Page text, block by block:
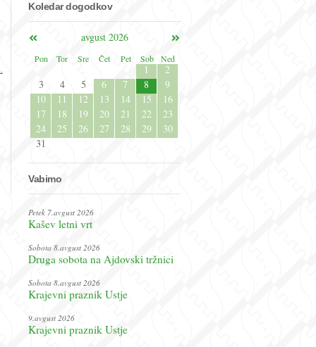
Koledar dogodkov
avgust 2026
Pon
Tor Sre Čet Pet Sob Ned
1
2
3
4 5 6 7 8
9
10
11 12 13 14 15
16
17
18 19 20 21 22
23
24
25 26 27 28 29
30
31
Vabimo
Petek 7.avgust 2026
Kašev letni vrt
Sobota 8.avgust 2026
Druga sobota na Ajdovski tržnici
Sobota 8.avgust 2026
Krajevni praznik Ustje
9.avgust 2026
Krajevni praznik Ustje